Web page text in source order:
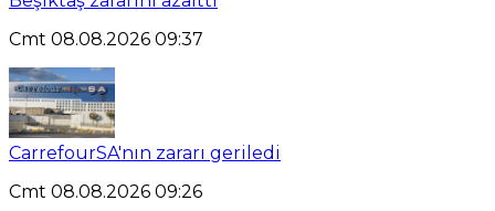
Cmt 08.08.2026 09:37
CarrefourSA'nın zararı geriledi
Cmt 08.08.2026 09:26